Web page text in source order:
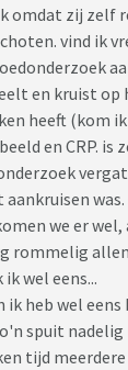
omdat zij zelf
vind ik
en kruist
heeft (kom
en CRP. is
we er
rommelig
wel eens...
heb wel
spuit nadelig
tijd